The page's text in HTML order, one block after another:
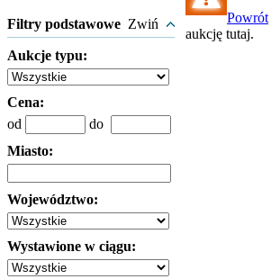
Filtry podstawowe Zwiń
Aukcje typu:
Cena:
od
do
Miasto:
Województwo:
Wystawione w ciągu:
Powrót
aukcję tutaj.